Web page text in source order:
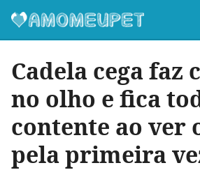
Cadela cega faz
no olho e fica
contente ao ver
pela primeira